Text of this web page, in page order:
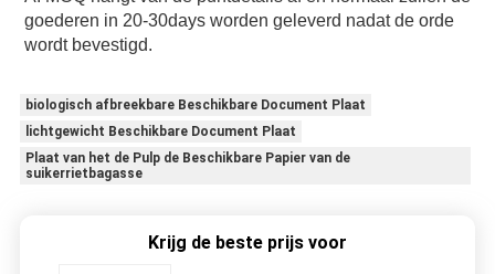
goederen in 20-30days worden geleverd nadat de orde
wordt bevestigd.
biologisch afbreekbare Beschikbare Document Plaat
lichtgewicht Beschikbare Document Plaat
Plaat van het de Pulp de Beschikbare Papier van de
suikerrietbagasse
Krijg de beste prijs voor